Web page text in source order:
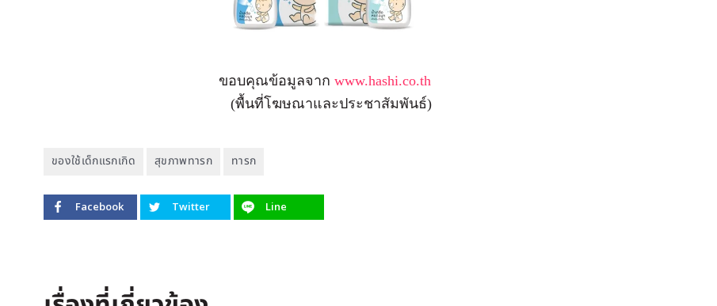
ขอบคุณข้อมูลจาก www.hashi.co.th
(พื้นที่โฆษณาและประชาสัมพันธ์)
ของใช้เด็กแรกเกิด สุขภาพทารก ทารก
Facebook Twitter Line